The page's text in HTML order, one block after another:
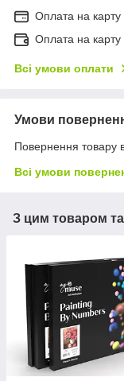
Оплата на
Оплата на
Всі умови оплати
Умови
Повернення товару
Всі умови
З цим товаром